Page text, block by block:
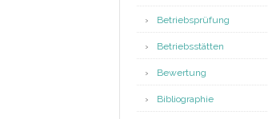
Betriebsprüfung
Betriebsstätten
Bewertung
Bibliographie